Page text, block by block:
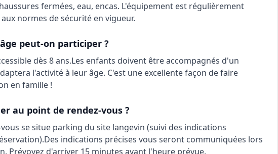
fermées, eau, encas. L'équipement est régulièrement
normes de sécurité en vigueur.
peut-on participer ?
dès 8 ans.Les enfants doivent être accompagnés d'un
l'activité à leur âge. C'est une excellente façon de faire
en famille !
au point de rendez-vous ?
se situe parking du site langevin (suivi des indications
.Des indications précises vous seront communiquées lors
Prévoyez d'arriver 15 minutes avant l'heure prévue.